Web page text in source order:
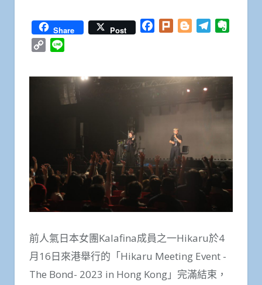
Share Post Facebook
Plurk BloggerTelegram
Copy
前人氣日本女團Kalafina成員之一Hikaru於4
月16日來港舉行的「Hikaru Meeting Event -
The Bond- 2023 in Hong Kong」完滿結束，